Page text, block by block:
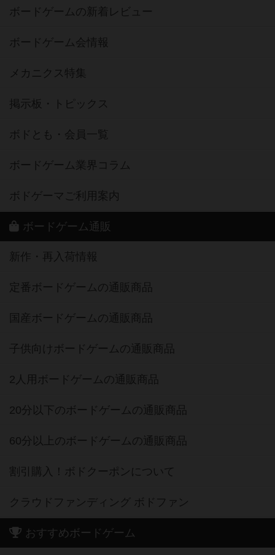
ボードゲームの新着レビュー
ボードゲーム会情報
メカニクス特集
掲示板・トピックス
ボドとも・会員一覧
ボードゲーム業界コラム
ボドゲーマご利用案内
ボードゲーム通販
新作・再入荷情報
定番ボードゲームの通販商品
国産ボードゲームの通販商品
子供向けボードゲームの通販商品
2人用ボードゲームの通販商品
20分以下のボードゲームの通販商品
60分以上のボードゲームの通販商品
割引購入！ボドクーポンについて
クラウドファンディング ボドファン
おすすめボードゲーム